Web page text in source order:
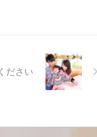
ださい